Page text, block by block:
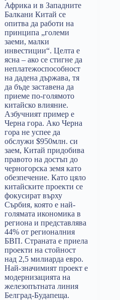
Африка и в Западните
Балкани Китай се
опитва да работи на
принципа „големи
заеми, малки
инвестиции“. Целта е
ясна – ако се стигне да
неплатежоспособност
на дадена държава, тя
да бъде заставена да
приеме по-голямото
китайско влияние.
Азбучният пример е
Черна гора. Ако Черна
гора не успее да
обслужи $950млн. си
заем, Китай придобива
правото на достъп до
черногорска земя като
обезпечение. Като цяло
китайските проекти се
фокусират върху
Сърбия, която е най-
голямата икономика в
региона и представлява
44% от регионалния
БВП. Страната е приела
проекти на стойност
над 2,5 милиарда евро.
Най-значимият проект е
модернизацията на
железопътната линия
Белград-Будапеща.